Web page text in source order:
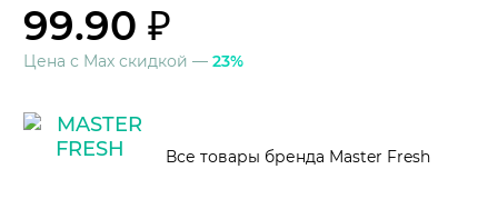
99.90 ₽
Цена с Max скидкой — 23%
Все товары бренда Master Fresh